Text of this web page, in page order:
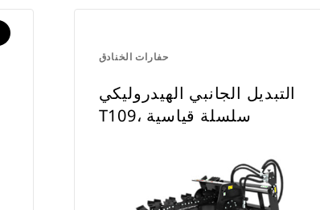
حفارات الخنادق
التبديل الجانبي الهيدروليكي
T109، سلسلة قياسية